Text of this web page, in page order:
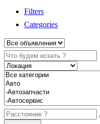
Filters
Categories